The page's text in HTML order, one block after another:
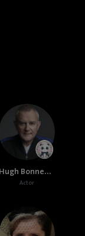
Hugh Bonneville
Actor